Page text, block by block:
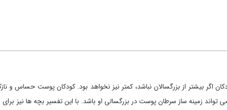
اگر بیشتر از بزرگسالان نباشد، کمتر نیز نخواهد بود. کودکان پوست حساس و
زمینه ساز سرطان پوست در بزرگسالی او باشد. با این تفسیر بچه ها نیز برای